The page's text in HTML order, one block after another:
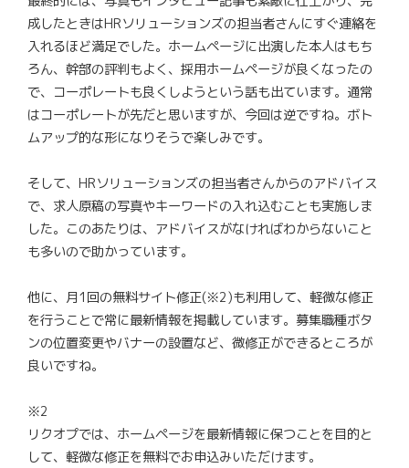
成したときはHRソリューションズの担当者さんにすぐ連絡を
入れるほど満足でした。ホームページに出演した本人はもち
ろん、幹部の評判もよく、採用ホームページが良くなったの
で、コーポレートも良くしようという話も出ています。通常
はコーポレートが先だと思いますが、今回は逆ですね。ボト
ムアップ的な形になりそうで楽しみです。
そして、HRソリューションズの担当者さんからのアドバイス
で、求人原稿の写真やキーワードの入れ込むことも実施しま
した。このあたりは、アドバイスがなければわからないこと
も多いので助かっています。
他に、月1回の無料サイト修正(※2)も利用して、軽微な修正
を行うことで常に最新情報を掲載しています。募集職種ボタ
ンの位置変更やバナーの設置など、微修正ができるところが
良いですね。
※2
リクオプでは、ホームページを最新情報に保つことを目的と
して、軽微な修正を無料でお申込みいただけます。